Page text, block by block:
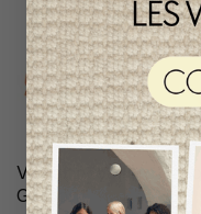
Veste Little Marc
Garçon